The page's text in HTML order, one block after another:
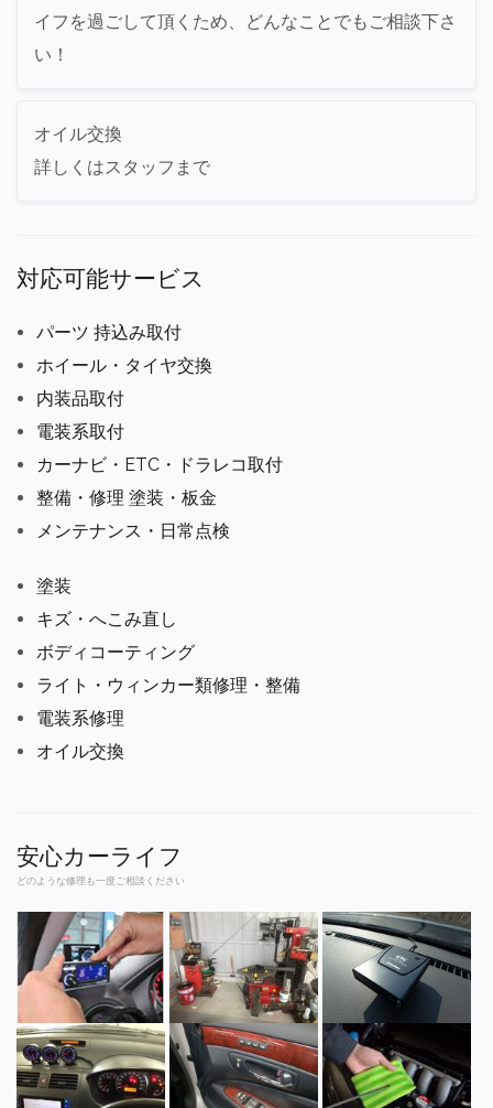
イフを過ごして頂くため、どんなことでもご相談下さ
い！
オイル交換
詳しくはスタッフまで
対応可能サービス
パーツ 持込み取付
ホイール・タイヤ交換
内装品取付
電装系取付
カーナビ・ETC・ドラレコ取付
整備・修理 塗装・板金
メンテナンス・日常点検
塗装
キズ・へこみ直し
ボディコーティング
ライト・ウィンカー類修理・整備
電装系修理
オイル交換
安心カーライフ
どのような修理も一度ご相談ください